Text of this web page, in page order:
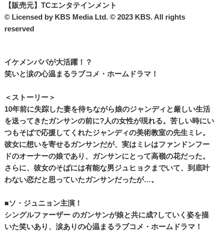
【販売元】TCエンタテインメント
© Licensed by KBS Media Ltd. © 2023 KBS. All rights
reserved
イケメンパパが大活躍！？
笑いと涙の心温まるラブコメ・ホームドラマ！
＜ストーリー＞
10年前に失踪した妻を待ちながら娘のジャンディと厳しい生活
を送ってきたガンサンの前に?人の女性が現れる。苦しい時にい
つもそばで応援してくれたジャンディの美術教室の先生ミレ。
彼女に想いを寄せるガンサンだが、実はミレはファンドンフー
ドのオーナーの娘であり、ガンサンにとって高嶺の花だった。
さらに、彼女のそばには有能な男ジュヒョクまでいて、到底叶
わない恋だと思っていたガンサンだったが…。
■ソ・ジュニョン主演！
シングルファーザー のガンサンが娘と共に成?していく姿を描
いた笑いあり、涙ありの心温まるラブコメ・ホームドラマ！